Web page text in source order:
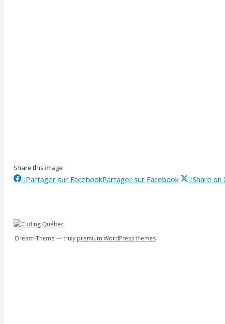
Share this image
Partager sur FacebookPartager sur Facebook Share on
Dream-Theme — truly premium WordPress themes